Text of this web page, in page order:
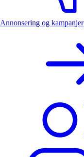
Annonsering og kampanjer